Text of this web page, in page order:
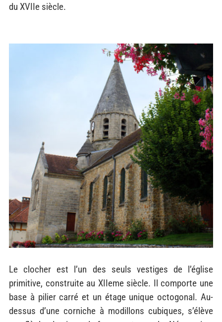
du XVIIe siècle.
Le clocher est l’un des seuls vestiges de l’église
primitive, construite au XIIeme siècle. Il comporte une
base à pilier carré et un étage unique octogonal. Au-
dessus d’une corniche à modillons cubiques, s’élève